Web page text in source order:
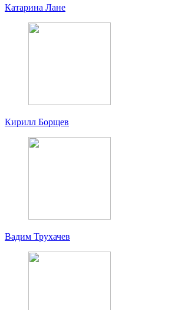
Катарина Лане
Кирилл Борщев
Вадим Трухачев